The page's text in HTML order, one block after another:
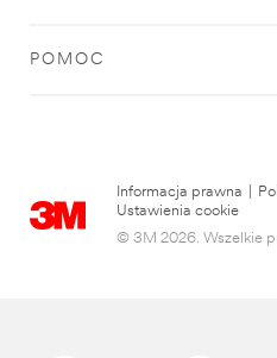
POMOC
Informacja prawna
Ustawienia cookie
© 3M 2026. Wszelkie